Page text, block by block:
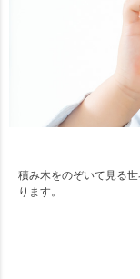
積み木をのぞいて見る
ります。